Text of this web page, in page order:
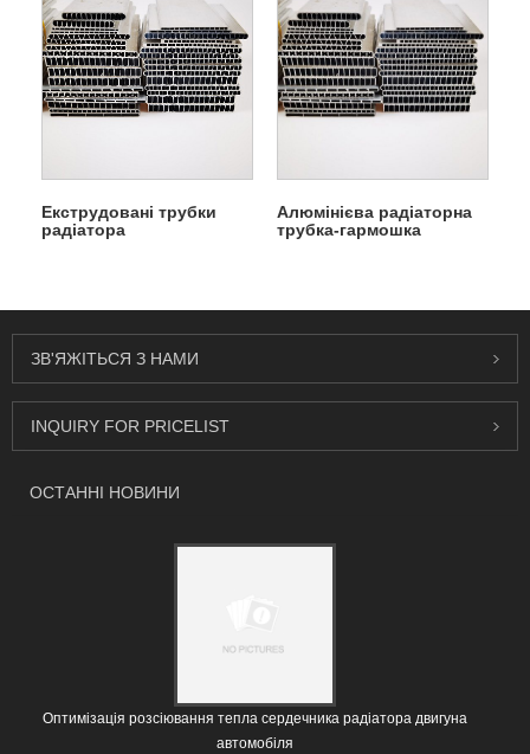
Екструдовані трубки
радіатора
Алюмінієва радіаторна
трубка-гармошка
ЗВ'ЯЖІТЬСЯ З НАМИ
INQUIRY FOR PRICELIST
ОСТАННІ НОВИНИ
Оптимізація розсіювання тепла сердечника радіатора двигуна
автомобіля